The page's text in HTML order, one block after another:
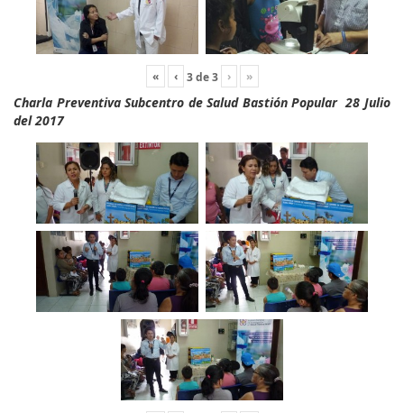
« ‹ 3de3 › »
Charla Preventiva Subcentro de Salud Bastión Popular 28 Julio
del 2017